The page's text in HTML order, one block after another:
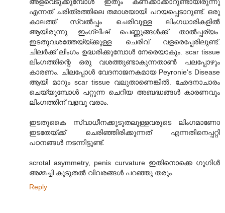
എന്നത് ചരിത്രത്തിലെ തമാശയായി പറയപ്പെടാറുണ്ട്. ഒരു
കാലത്ത് സ്വല്‍പ്പം ചെരിവുള്ള ലിംഗധാരികളില്‍
ആയിരുന്നു ഇംഗ്ലീഷ് പെണ്ണുങ്ങള്‍ക്ക് താല്‍പ്പര്യം.
ഇടതുവശത്തേയ്യ്ക്കുള്ള ചെരിവ് വളരെപ്പേരിലുണ്ട്.
ചിലര്‍ക്ക് ലിംഗം ഉദ്ധരിക്കുമ്പോള്‍ നേരെയാകും. scar tissue
ലിംഗത്തിന്റെ ഒരു വശത്തുണ്ടാകുന്നതാ‍ണ്‍ പലപ്പോഴും
കാരണം. ചിലപ്പോള്‍ വേദനാജനകമായ Peyronie's Disease
ആയി മാറും scar tissue വലുതാണെങ്കില്‍. ഛേദനാചാരം
ചെയ്യുമ്പോള്‍ പറ്റുന്ന ചെറിയ അബദ്ധങ്ങള്‍ കാരണവും
ലിംഗത്തിന് വളവു വരാം.
ഇടതുകൈ സ്വാധീനക്കൂടുതലുള്ളവരുടെ ലിംഗമാണോ
ഇടതേയ്ക്ക് ചെരിഞ്ഞിരിക്കുന്നത് എന്നതിനെപ്പറ്റി
പഠനങ്ങള്‍ നടന്നിട്ടുണ്ട്.
scrotal asymmetry, penis curvature ഇതിനൊക്കെ ഗൂഗിള്‍
അമ്മച്ചി കൂടുതല്‍ വിവരങ്ങള്‍ പറഞ്ഞു തരും.
Reply